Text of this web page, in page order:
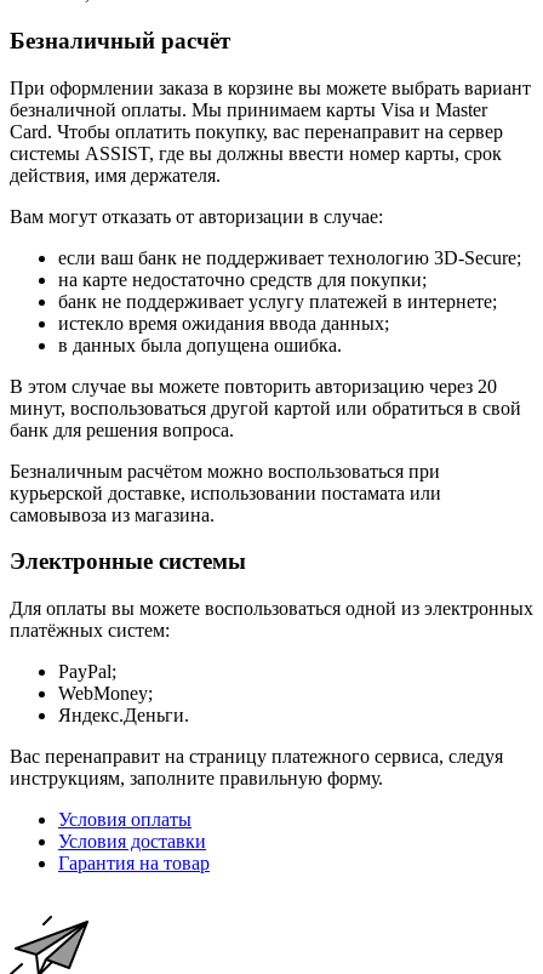
Безналичный расчёт
При оформлении заказа в корзине вы можете выбрать вариант
безналичной оплаты. Мы принимаем карты Visa и Master
Card. Чтобы оплатить покупку, вас перенаправит на сервер
системы ASSIST, где вы должны ввести номер карты, срок
действия, имя держателя.
Вам могут отказать от авторизации в случае:
если ваш банк не поддерживает технологию 3D-Secure;
на карте недостаточно средств для покупки;
банк не поддерживает услугу платежей в интернете;
истекло время ожидания ввода данных;
в данных была допущена ошибка.
В этом случае вы можете повторить авторизацию через 20
минут, воспользоваться другой картой или обратиться в свой
банк для решения вопроса.
Безналичным расчётом можно воспользоваться при
курьерской доставке, использовании постамата или
самовывоза из магазина.
Электронные системы
Для оплаты вы можете воспользоваться одной из электронных
платёжных систем:
PayPal;
WebMoney;
Яндекс.Деньги.
Вас перенаправит на страницу платежного сервиса, следуя
инструкциям, заполните правильную форму.
Условия оплаты
Условия доставки
Гарантия на товар